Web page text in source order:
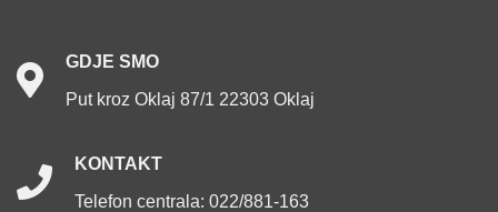
GDJE SMO
Put kroz Oklaj 87/1 22303 Oklaj
KONTAKT
Telefon centrala: 022/881-163